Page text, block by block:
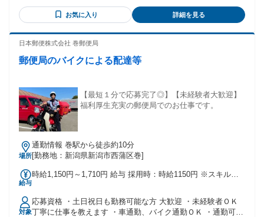
お気に入り 詳細を見る
日本郵便株式会社 巻郵便局
郵便局のバイクによる配達等
【最短１分で応募完了◎】【未経験者大歓迎】
福利厚生充実の郵便局でのお仕事です。
場所
通勤情報 巻駅から徒歩約10分
[勤務地：新潟県新潟市西蒲区巻]
給与
時給1,150円～1,710円 給与 採用時：時給1150円 ※スキルに
手当等支給/有休・賞与・昇給・正社員登用制度あり ※試用期
間があります（２か月間・同条件）
対象
応募資格 ・土日祝日も勤務可能な方 大歓迎 ・未経験者ＯＫ
丁寧に仕事を教えます ・車通勤、バイク通勤ＯＫ ・通勤可能